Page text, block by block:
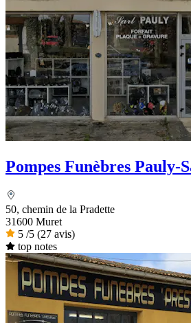
Pompes Funèbres Pauly-
50, chemin de la Pradette
31600 Muret
5 /5 (27 avis)
top notes